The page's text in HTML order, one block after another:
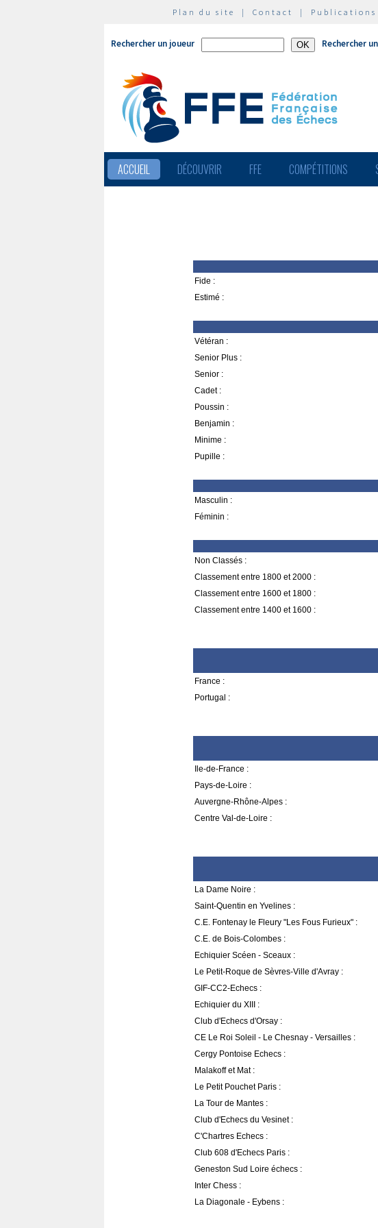
Plan du site | Contact | Publications
Rechercher un joueur Rechercher
ACCUEIL DÉCOUVRIR FFE COMPÉTITIONS
Fide :
Estimé :
Vétéran :
Senior Plus :
Senior :
Cadet :
Poussin :
Benjamin :
Minime :
Pupille :
Masculin :
Féminin :
Non Classés :
Classement entre 1800 et 2000 :
Classement entre 1600 et 1800 :
Classement entre 1400 et 1600 :
France :
Portugal :
Ile-de-France :
Pays-de-Loire :
Auvergne-Rhône-Alpes :
Centre Val-de-Loire :
La Dame Noire :
Saint-Quentin en Yvelines :
C.E. Fontenay le Fleury "Les Fous Furieux" :
C.E. de Bois-Colombes :
Echiquier Scéen - Sceaux :
Le Petit-Roque de Sèvres-Ville d'Avray :
GIF-CC2-Echecs :
Echiquier du XIII :
Club d'Echecs d'Orsay :
CE Le Roi Soleil - Le Chesnay - Versailles :
Cergy Pontoise Echecs :
Malakoff et Mat :
Le Petit Pouchet Paris :
La Tour de Mantes :
Club d'Echecs du Vesinet :
C'Chartres Echecs :
Club 608 d'Echecs Paris :
Geneston Sud Loire échecs :
Inter Chess :
La Diagonale - Eybens :